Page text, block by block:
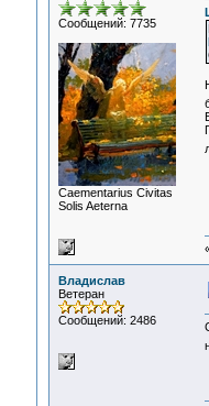
Сообщений: 7735
Сaementarius Civitas
Solis Aeterna
Владислав
Ветеран
Сообщений: 2486